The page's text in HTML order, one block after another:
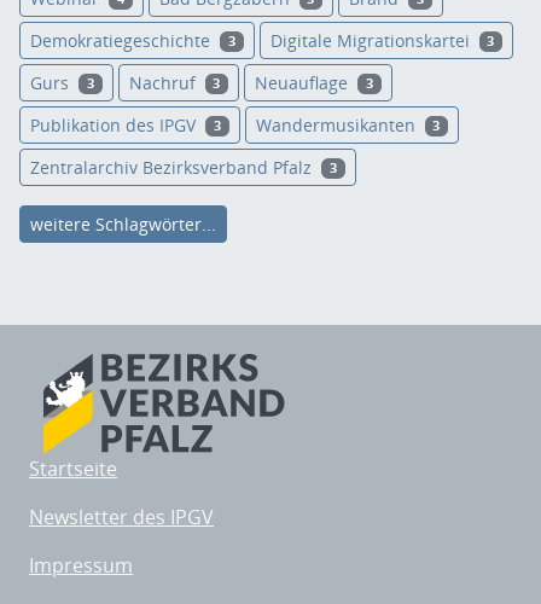
Demokratiegeschichte 3 Digitale Migrationskartei 3
Gurs 3 Nachruf 3 Neuauflage 3
Publikation des IPGV 3 Wandermusikanten 3
Zentralarchiv Bezirksverband Pfalz 3
weitere Schlagwörter...
Startseite
Newsletter des IPGV
Impressum